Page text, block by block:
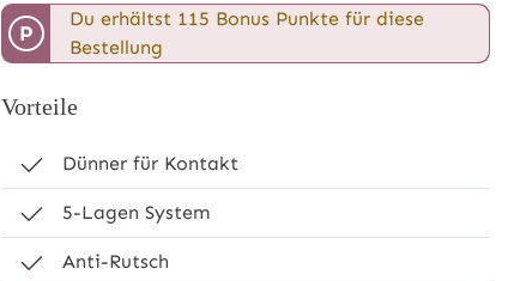
P
Du erhältst 115 Bonus Punkte für diese
Bestellung
Vorteile
Dünner für Kontakt
5-Lagen System
Anti-Rutsch